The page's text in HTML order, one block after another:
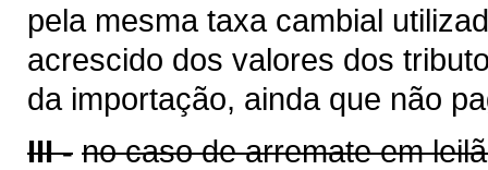
pela mesma taxa cambial
acrescido dos valores dos
da importação, ainda que não
III - no caso de arremate em